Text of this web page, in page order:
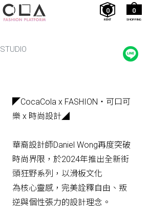
SHOPPING
0
RENT
0
STUDIO
◤CocaCola x FASHION・可口可
樂 x 時尚設計◢
華裔設計師Daniel Wong再度突破
時尚界限，於2024年推出全新街
頭狂野系列，以滑板文化
為核心靈感，完美詮釋自由、叛
逆與個性張力的設計理念。